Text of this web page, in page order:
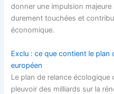
donner une impulsion
durement touchées et
économique.
Exclu : ce que contient le plan
européen
Le plan de relance écologique
pleuvoir des milliards sur la